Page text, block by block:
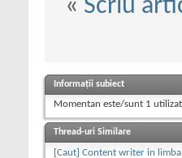
« Scriu
Informații subiect
Momentan este/sunt 1
Thread-uri Similare
[Caut] Content writer in limba